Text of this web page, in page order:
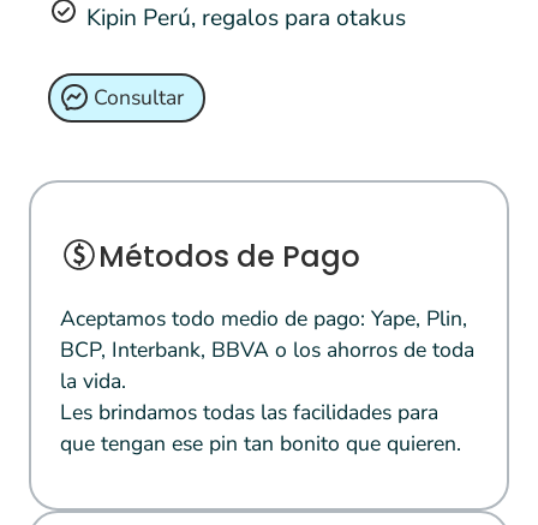
Kipin Perú, regalos para otakus
Consultar
Métodos de Pago
Aceptamos todo medio de pago: Yape, Plin,
BCP, Interbank, BBVA o los ahorros de toda
la vida.
Les brindamos todas las facilidades para
que tengan ese pin tan bonito que quieren.